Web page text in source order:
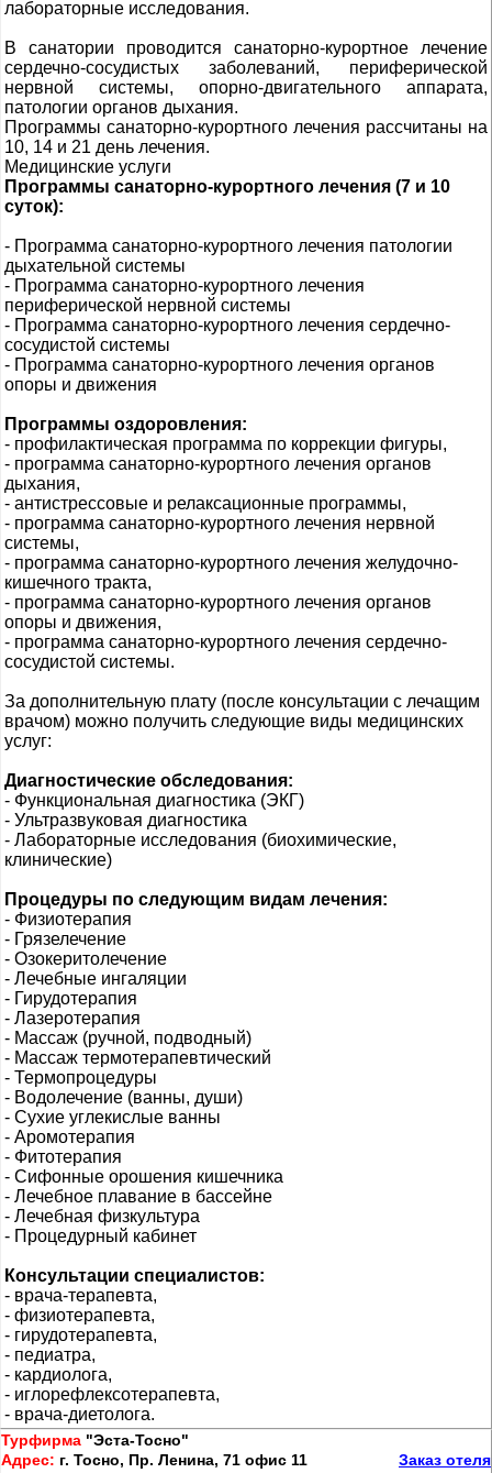
лабораторные исследования.
В санатории проводится санаторно-курортное лечение
сердечно-сосудистых заболеваний, периферической
нервной системы, опорно-двигательного аппарата,
патологии органов дыхания.
Программы санаторно-курортного лечения рассчитаны на
10, 14 и 21 день лечения.
Медицинские услуги
Программы санаторно-курортного лечения (7 и 10
суток):
- Программа санаторно-курортного лечения патологии
дыхательной системы
- Программа санаторно-курортного лечения
периферической нервной системы
- Программа санаторно-курортного лечения сердечно-
сосудистой системы
- Программа санаторно-курортного лечения органов
опоры и движения
Программы оздоровления:
- профилактическая программа по коррекции фигуры,
- программа санаторно-курортного лечения органов
дыхания,
- антистрессовые и релаксационные программы,
- программа санаторно-курортного лечения нервной
системы,
- программа санаторно-курортного лечения желудочно-
кишечного тракта,
- программа санаторно-курортного лечения органов
опоры и движения,
- программа санаторно-курортного лечения сердечно-
сосудистой системы.
За дополнительную плату (после консультации с лечащим
врачом) можно получить следующие виды медицинских
услуг:
Диагностические обследования:
- Функциональная диагностика (ЭКГ)
- Ультразвуковая диагностика
- Лабораторные исследования (биохимические,
клинические)
Процедуры по следующим видам лечения:
- Физиотерапия
- Грязелечение
- Озокеритолечение
- Лечебные ингаляции
- Гирудотерапия
- Лазеротерапия
- Массаж (ручной, подводный)
- Массаж термотерапевтический
- Термопроцедуры
- Водолечение (ванны, души)
- Сухие углекислые ванны
- Аромотерапия
- Фитотерапия
- Сифонные орошения кишечника
- Лечебное плавание в бассейне
- Лечебная физкультура
- Процедурный кабинет
Консультации специалистов:
- врача-терапевта,
- физиотерапевта,
- гирудотерапевта,
- педиатра,
- кардиолога,
- иглорефлексотерапевта,
- врача-диетолога.
Турфирма "Эста-Тосно"
Адрес: г. Тосно, Пр. Ленина, 71 офис 11
Заказ отеля